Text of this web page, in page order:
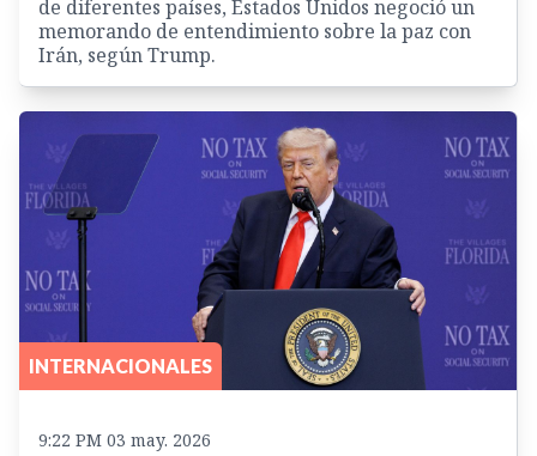
de diferentes países, Estados Unidos negoció un
memorando de entendimiento sobre la paz con
Irán, según Trump.
INTERNACIONALES
9:22 PM 03 may. 2026